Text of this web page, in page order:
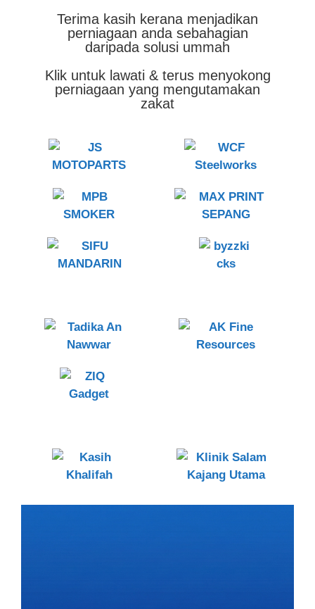
Terima kasih kerana menjadikan
perniagaan anda sebahagian
daripada solusi ummah
Klik untuk lawati & terus menyokong
perniagaan yang mengutamakan
zakat